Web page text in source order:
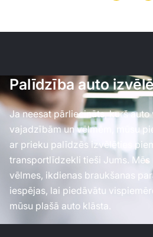
Palīdzība auto
Ja neesat pārliecināts, kurš auto
vajadzībām un vēlmēm, mūsu
ar prieku palīdzēs izvēlēties
transportlīdzekli tieši Jums. Mēs
vēlmes, ikdienas braukšanas
iespējas, lai piedāvātu
mūsu plašā auto klāsta.